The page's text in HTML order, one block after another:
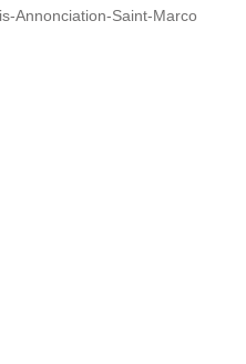
Annonciation-Saint-Marco